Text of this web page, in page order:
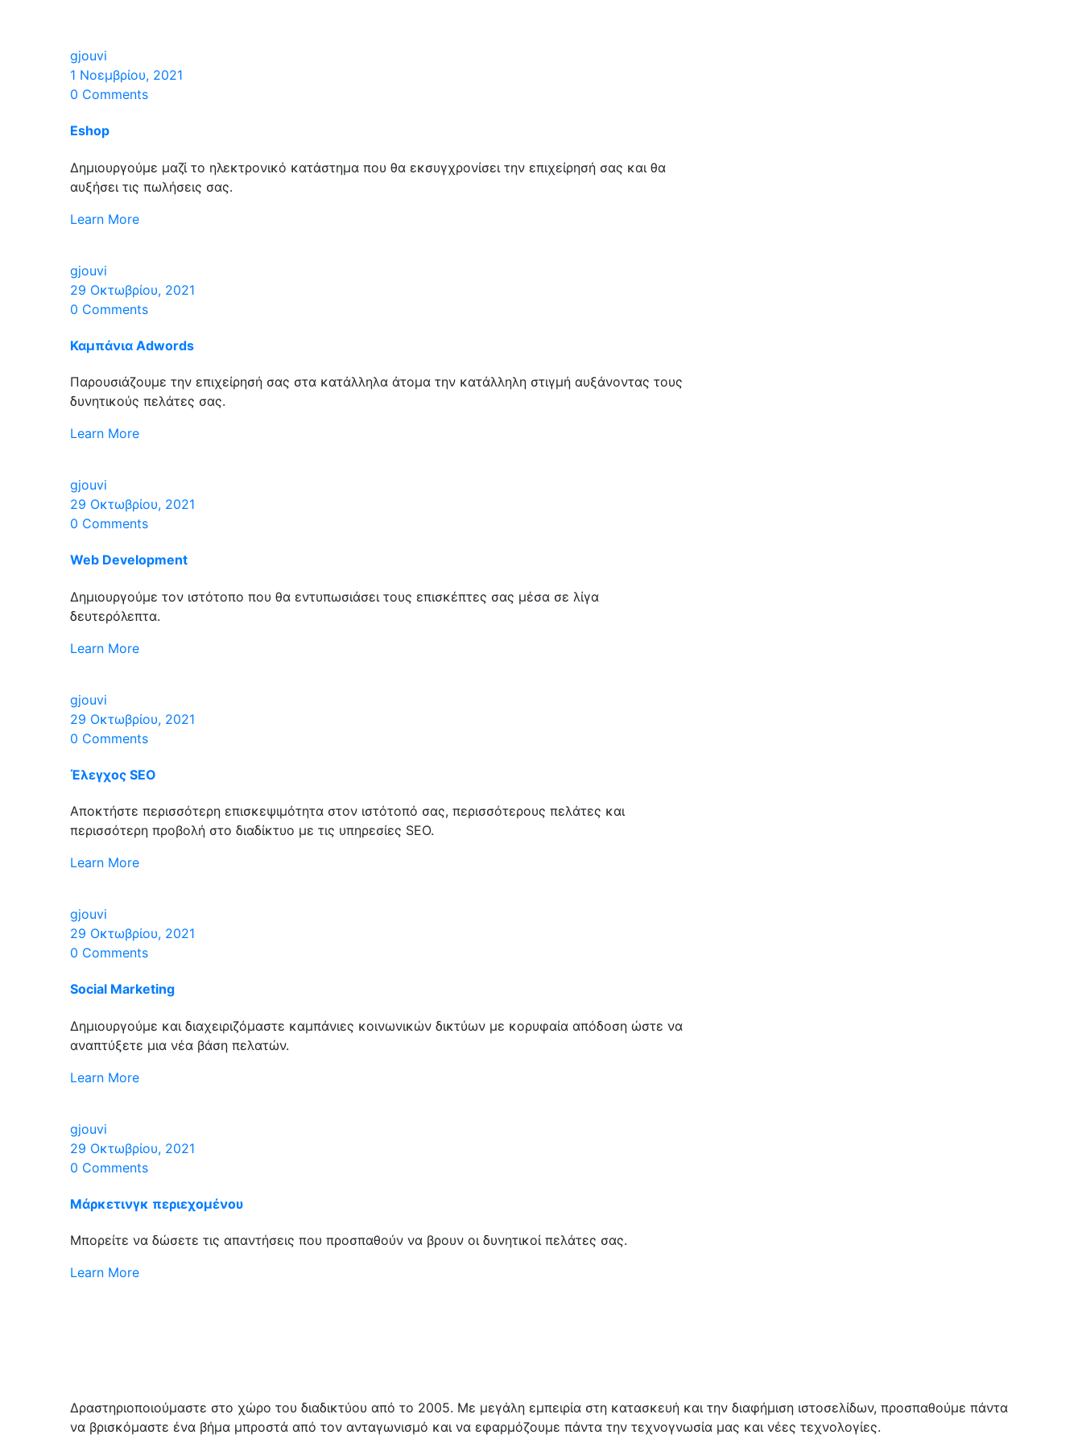
gjouvi
1 Νοεμβρίου, 2021
0 Comments
Eshop
Δημιουργούμε μαζί το ηλεκτρονικό κατάστημα που θα εκσυγχρονίσει την επιχείρησή σας και θα
αυξήσει τις πωλήσεις σας.
Learn More
gjouvi
29 Οκτωβρίου, 2021
0 Comments
Καμπάνια Adwords
Παρουσιάζουμε την επιχείρησή σας στα κατάλληλα άτομα την κατάλληλη στιγμή αυξάνοντας τους
δυνητικούς πελάτες σας.
Learn More
gjouvi
29 Οκτωβρίου, 2021
0 Comments
Web Development
Δημιουργούμε τον ιστότοπο που θα εντυπωσιάσει τους επισκέπτες σας μέσα σε λίγα
δευτερόλεπτα.
Learn More
gjouvi
29 Οκτωβρίου, 2021
0 Comments
Έλεγχος SEO
Αποκτήστε περισσότερη επισκεψιμότητα στον ιστότοπό σας, περισσότερους πελάτες και
περισσότερη προβολή στο διαδίκτυο με τις υπηρεσίες SEO.
Learn More
gjouvi
29 Οκτωβρίου, 2021
0 Comments
Social Marketing
Δημιουργούμε και διαχειριζόμαστε καμπάνιες κοινωνικών δικτύων με κορυφαία απόδοση ώστε να
αναπτύξετε μια νέα βάση πελατών.
Learn More
gjouvi
29 Οκτωβρίου, 2021
0 Comments
Μάρκετινγκ περιεχομένου
Μπορείτε να δώσετε τις απαντήσεις που προσπαθούν να βρουν οι δυνητικοί πελάτες σας.
Learn More
Δραστηριοποιούμαστε στο χώρο του διαδικτύου από το 2005. Με μεγάλη εμπειρία στη κατασκευή και την διαφήμιση ιστοσελίδων, προσπαθούμε πάντα
να βρισκόμαστε ένα βήμα μπροστά από τον ανταγωνισμό και να εφαρμόζουμε πάντα την τεχνογνωσία μας και νέες τεχνολογίες.